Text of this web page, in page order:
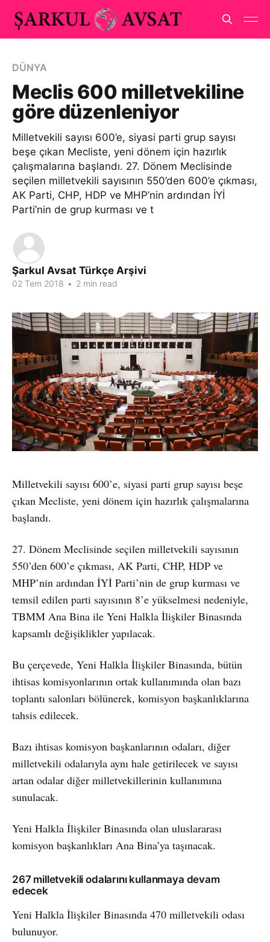
DÜNYA
Meclis 600 milletvekiline
göre düzenleniyor
Milletvekili sayısı 600’e, siyasi parti grup sayısı
beşe çıkan Mecliste, yeni dönem için hazırlık
çalışmalarına başlandı. 27. Dönem Meclisinde
seçilen milletvekili sayısının 550’den 600’e çıkması,
AK Parti, CHP, HDP ve MHP’nin ardından İYİ
Parti’nin de grup kurması ve t
Şarkul Avsat Türkçe Arşivi
02 Tem 2018 • 2 min read
Milletvekili sayısı 600’e, siyasi parti grup sayısı beşe
çıkan Mecliste, yeni dönem için hazırlık çalışmalarına
başlandı.
27. Dönem Meclisinde seçilen milletvekili sayısının
550’den 600’e çıkması, AK Parti, CHP, HDP ve
MHP’nin ardından İYİ Parti’nin de grup kurması ve
temsil edilen parti sayısının 8’e yükselmesi nedeniyle,
TBMM Ana Bina ile Yeni Halkla İlişkiler Binasında
kapsamlı değişiklikler yapılacak.
Bu çerçevede, Yeni Halkla İlişkiler Binasında, bütün
ihtisas komisyonlarının ortak kullanımında olan bazı
toplantı salonları bölünerek, komisyon başkanlıklarına
tahsis edilecek.
Bazı ihtisas komisyon başkanlarının odaları, diğer
milletvekili odalarıyla aynı hale getirilecek ve sayısı
artan odalar diğer milletvekillerinin kullanımına
sunulacak.
Yeni Halkla İlişkiler Binasında olan uluslararası
komisyon başkanlıkları Ana Bina’ya taşınacak.
267 milletvekili odalarını kullanmaya devam
edecek
Yeni Halkla İlişkiler Binasında 470 milletvekili odası
bulunuyor.